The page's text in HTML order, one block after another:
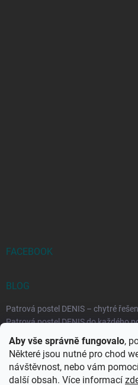
Aby vše správně fungovalo,
Některé jsou nutné pro chod
návštěvnost, nebo vám
další obsah. Více informací
FACEBOOK
BLOG
Patrová postel DENIS – chytré
Patrová postel DENIS do každého
Rozkládací postele RELAX –
každodenní spaní
Rozkládací postel, která se